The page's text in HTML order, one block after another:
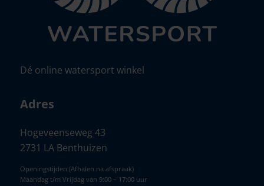
Dé online watersport winkel
Adres
Hogeveenseweg 43
2731 LA Benthuizen
Openingstijden (Afhalen na afspraak)
Maandag t/m Vrijdag van 9:00 – 17:00 uur